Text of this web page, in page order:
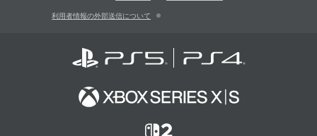
利用者情報の外部送信について